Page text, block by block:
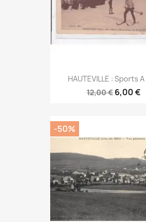
HAUTEVILLE : Sports A
12,00 € 6,00 €
-50%